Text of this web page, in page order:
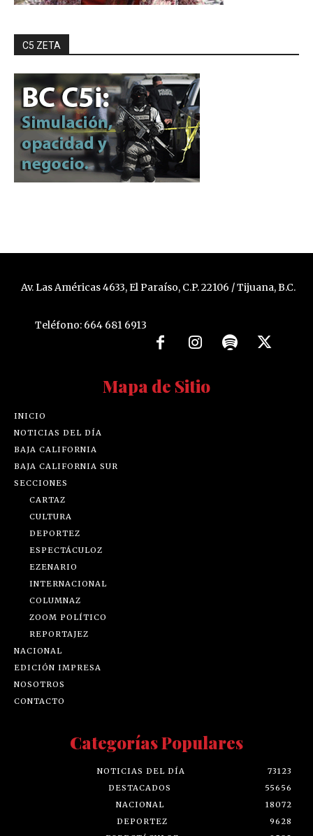
C5 ZETA
Av. Las Américas 4633, El Paraíso, C.P. 22106 / Tijuana, B.C.
Teléfono: 664 681 6913
Mapa de Sitio
INICIO
NOTICIAS DEL DÍA
BAJA CALIFORNIA
BAJA CALIFORNIA SUR
SECCIONES
CARTAZ
CULTURA
DEPORTEZ
ESPECTÁCULOZ
EZENARIO
INTERNACIONAL
COLUMNAZ
ZOOM POLÍTICO
REPORTAJEZ
NACIONAL
EDICIÓN IMPRESA
NOSOTROS
CONTACTO
Categorías Populares
NOTICIAS DEL DÍA
73123
DESTACADOS
55656
NACIONAL
18072
DEPORTEZ
9628